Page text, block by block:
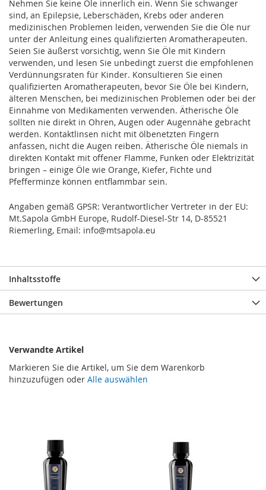
Nehmen Sie keine Öle innerlich ein. Wenn Sie schwanger
sind, an Epilepsie, Leberschäden, Krebs oder anderen
medizinischen Problemen leiden, verwenden Sie die Öle nur
unter der Anleitung eines qualifizierten Aromatherapeuten.
Seien Sie äußerst vorsichtig, wenn Sie Öle mit Kindern
verwenden, und lesen Sie unbedingt zuerst die empfohlenen
Verdünnungsraten für Kinder. Konsultieren Sie einen
qualifizierten Aromatherapeuten, bevor Sie Öle bei Kindern,
älteren Menschen, bei medizinischen Problemen oder bei der
Einnahme von Medikamenten verwenden. Ätherische Öle
sollten nie direkt in Ohren, Augen oder Augennähe gebracht
werden. Kontaktlinsen nicht mit ölbenetzten Fingern
anfassen, nicht die Augen reiben. Ätherische Öle niemals in
direkten Kontakt mit offener Flamme, Funken oder Elektrizität
bringen – einige Öle wie Orange, Kiefer, Fichte und
Pfefferminze können entflammbar sein.
Angaben gemäß GPSR: Verantwortlicher Vertreter in der EU:
Mt.Sapola GmbH Europe, Rudolf-Diesel-Str 14, D-85521
Riemerling, Email: info@mtsapola.eu
Inhaltsstoffe
Bewertungen
Verwandte Artikel
Markieren Sie die Artikel, um Sie dem Warenkorb
hinzuzufügen oder Alle auswählen